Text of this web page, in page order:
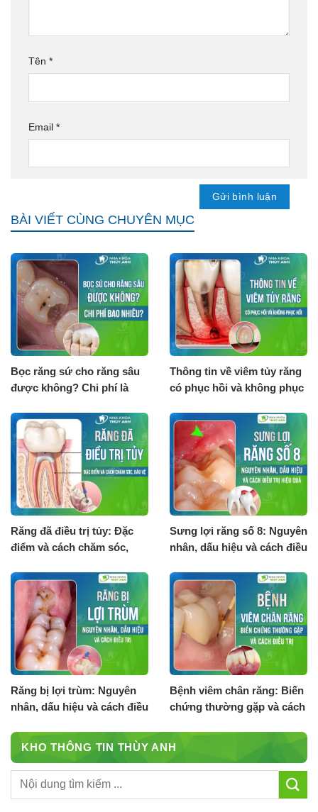
Tên *
Email *
BÀI VIẾT CÙNG CHUYÊN MỤC
Bọc răng sứ cho răng sâu
được không? Chi phí là
Thông tin về viêm tủy răng
có phục hồi và không phục
Răng đã điều trị tủy: Đặc
điểm và cách chăm sóc,
Sưng lợi răng số 8: Nguyên
nhân, dấu hiệu và cách điều
Răng bị lợi trùm: Nguyên
nhân, dấu hiệu và cách điều
Bệnh viêm chân răng: Biến
chứng thường gặp và cách
KHO THÔNG TIN THÙY ANH